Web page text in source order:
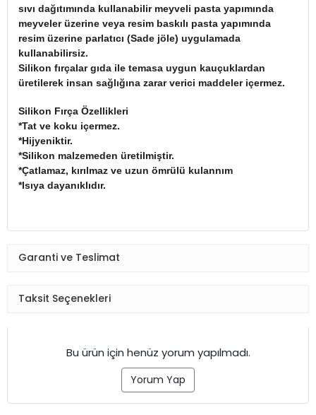
sıvı dağıtımında kullanabilir meyveli pasta yapımında
meyveler üzerine veya resim baskılı pasta yapımında
resim üzerine parlatıcı (Sade jöle) uygulamada
kullanabilirsiz.
Silikon fırçalar gıda ile temasa uygun kauçuklardan
üretilerek insan sağlığına zarar verici maddeler içermez.
Silikon Fırça Özellikleri
*Tat ve koku içermez.
*Hijyeniktir.
*Silikon malzemeden üretilmiştir.
*Çatlamaz, kırılmaz ve uzun ömrülü kulannım
*Isıya dayanıklıdır.
Garanti ve Teslimat
Taksit Seçenekleri
Bu ürün için henüz yorum yapılmadı.
Yorum Yap